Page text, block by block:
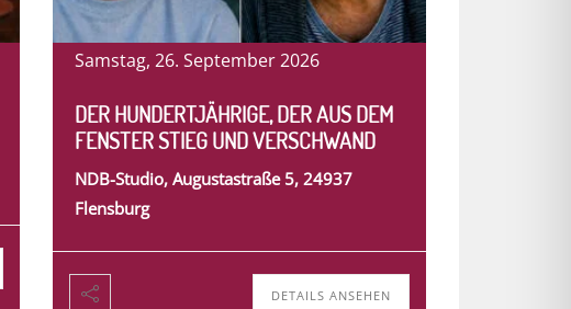
Samstag, 26. September 2026
DER HUNDERTJÄHRIGE, DER AUS DEM
FENSTER STIEG UND VERSCHWAND
NDB-Studio, Augustastraße 5, 24937
Flensburg
DETAILS ANSEHEN